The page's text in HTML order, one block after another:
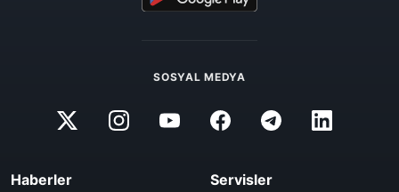
SOSYAL MEDYA
Haberler Servisler